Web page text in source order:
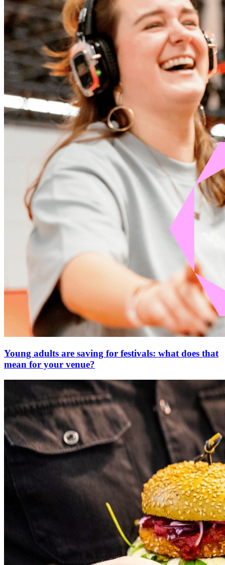
Young adults are saving for festivals: what does that
mean for your venue?